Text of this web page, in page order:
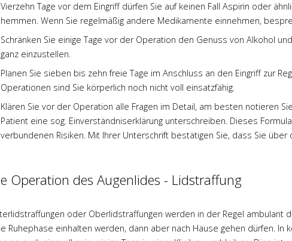
Vierzehn Tage vor dem Eingriff dürfen Sie auf keinen Fall Aspirin oder
hemmen. Wenn Sie regelmäßig andere Medikamente einnehmen,
Schränken Sie einige Tage vor der Operation den Genuss von Alkohol
ganz einzustellen.
Planen Sie sieben bis zehn freie Tage im Anschluss an den Eingriff zur
Operationen sind Sie körperlich noch nicht voll einsatzfähig.
Klären Sie vor der Operation alle Fragen im Detail, am besten notieren
Patient eine sog. Einverständniserklärung unterschreiben. Dieses
verbundenen Risiken. Mit Ihrer Unterschrift bestätigen Sie, dass Sie
Operation des Augenlides - Lidstraffung
oder Oberlidstraffungen werden in der Regel ambulant
Ruhephase einhalten werden, dann aber nach Hause gehen dürfen. In